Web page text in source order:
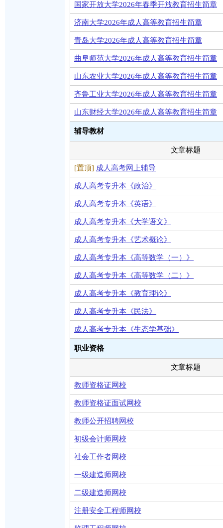
国家开放大学2026年春季开放教育招生简章
济南大学2026年成人高等教育招生简章
青岛大学2026年成人高等教育招生简章
曲阜师范大学2026年成人高等教育招生简章
山东农业大学2026年成人高等教育招生简章
齐鲁工业大学2026年成人高等教育招生简章
山东财经大学2026年成人高等教育招生简章
辅导教材
文章标题
[置顶] 成人高考网上辅导
成人高考专升本《政治》
成人高考专升本《英语》
成人高考专升本《大学语文》
成人高考专升本《艺术概论》
成人高考专升本《高等数学（一）》
成人高考专升本《高等数学（二）》
成人高考专升本《教育理论》
成人高考专升本《民法》
成人高考专升本《生态学基础》
职业资格
文章标题
教师资格证网校
教师资格证面试网校
教师公开招聘网校
初级会计师网校
社会工作者网校
一级建造师网校
二级建造师网校
注册安全工程师网校